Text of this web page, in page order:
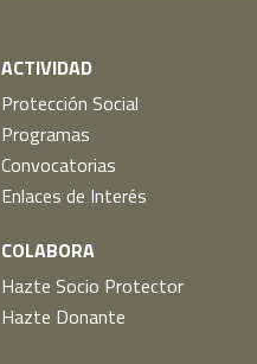
ACTIVIDAD
Protección Social
Programas
Convocatorias
Enlaces de Interés
COLABORA
Hazte Socio Protector
Hazte Donante